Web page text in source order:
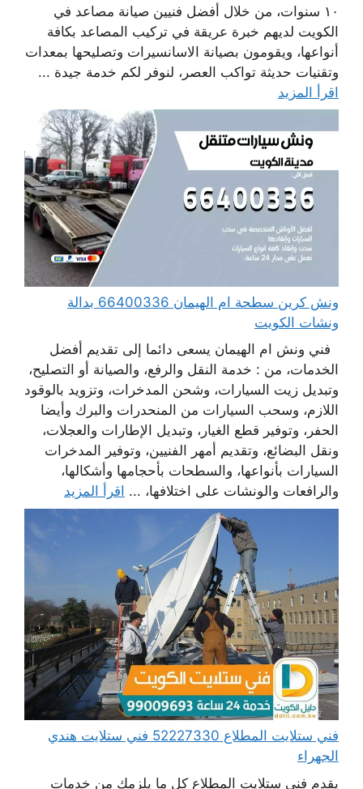
١٠ سنوات، من خلال أفضل فنيين صيانة مصاعد في
الكويت لديهم خبرة عريقة في تركيب المصاعد بكافة
أنواعها، ويقومون بصيانة الاسانسيرات وتصليحها بمعدات
وتقنيات حديثة تواكب العصر، لنوفر لكم خدمة جيدة ...
اقرأ المزيد
ونش كرين سطحة ام الهيمان 66400336 بدالة
ونشات الكويت
فني ونش ام الهيمان يسعى دائما إلى تقديم أفضل
الخدمات، من : خدمة النقل والرفع، والصيانة أو التصليح،
وتبديل زيت السيارات، وشحن المدخرات، وتزويد بالوقود
اللازم، وسحب السيارات من المنحدرات والبرك وأيضا
الحفر، وتوفير قطع الغيار، وتبديل الإطارات والعجلات،
ونقل البضائع، وتقديم أمهر الفنيين، وتوفير المدخرات
السيارات بأنواعها، والسطحات بأحجامها وأشكالها،
والرافعات والونشات على اختلافها، ... اقرأ المزيد
فني ستلايت المطلاع 52227330 فني ستلايت هندي
الجهراء
يقدم فني ستلايت المطلاع كل ما يلزمك من خدمات